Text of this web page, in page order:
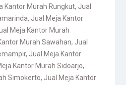
Kantor Murah Rungkut, Jual
, Jual Meja Kantor
Meja Kantor Murah
Murah Sawahan, Jual
, Jual Meja Kantor
Kantor Murah Sidoarjo,
Simokerto, Jual Meja Kantor